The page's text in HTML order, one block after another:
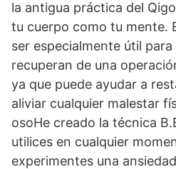
la antigua práctica del
tu cuerpo como tu mente.
ser especialmente útil para
recuperan de una
ya que puede ayudar a
aliviar cualquier malestar
osoHe creado la técnica
utilices en cualquier
experimentes una